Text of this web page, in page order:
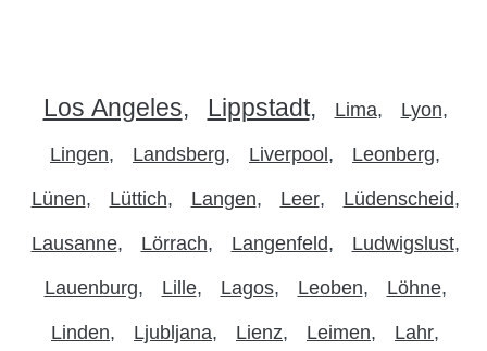
Los Angeles Lippstadt Lima Lyon
Lingen Landsberg Liverpool Leonberg
Lünen Lüttich Langen Leer Lüdenscheid
Lausanne Lörrach Langenfeld Ludwigslust
Lauenburg Lille Lagos Leoben Löhne
Linden Ljubljana Lienz Leimen Lahr